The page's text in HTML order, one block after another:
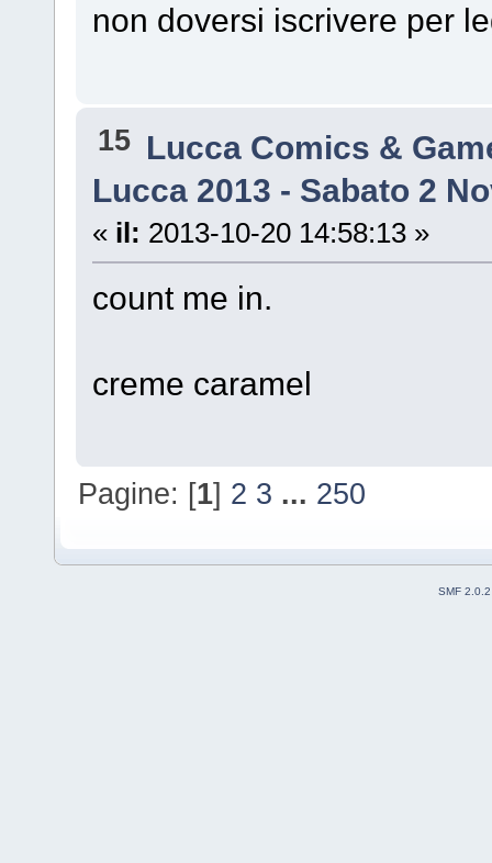
non doversi iscrivere per
15 Lucca Comics &
Lucca 2013 - Sabato 2
« il: 2013-10-20 14:58:13 »
count me in.
creme caramel
Pagine: [1] 2 3 ... 250
SMF 2.0.2